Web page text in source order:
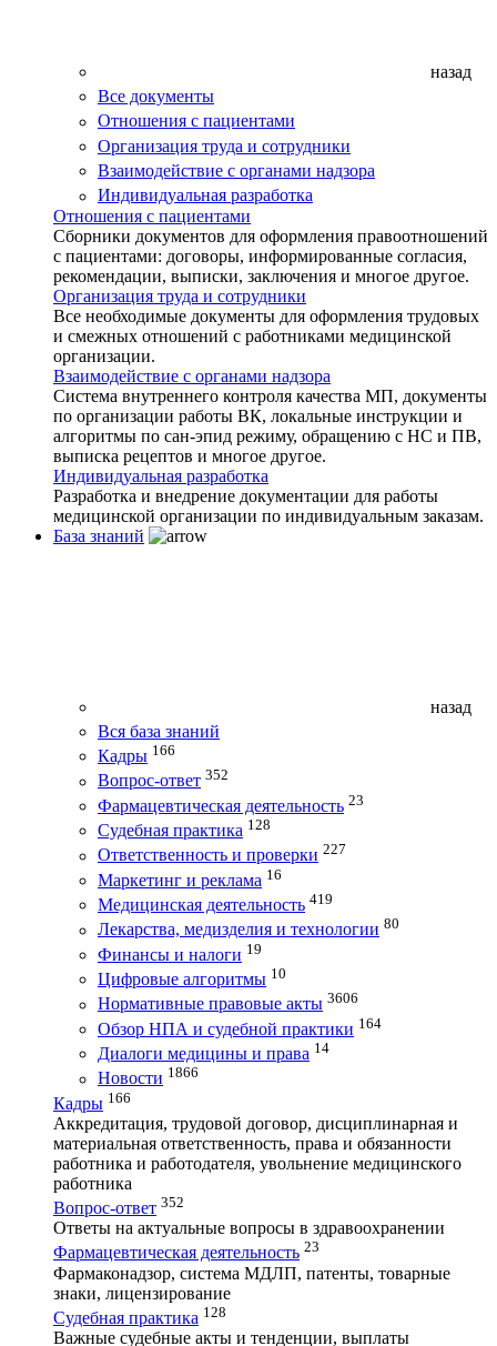
назад
Все документы
Отношения с пациентами
Организация труда и сотрудники
Взаимодействие с органами надзора
Индивидуальная разработка
Отношения с пациентами
Сборники документов для оформления правоотношений
с пациентами: договоры, информированные согласия,
рекомендации, выписки, заключения и многое другое.
Организация труда и сотрудники
Все необходимые документы для оформления трудовых
и смежных отношений с работниками медицинской
организации.
Взаимодействие с органами надзора
Система внутреннего контроля качества МП, документы
по организации работы ВК, локальные инструкции и
алгоритмы по сан-эпид режиму, обращению с НС и ПВ,
выписка рецептов и многое другое.
Индивидуальная разработка
Разработка и внедрение документации для работы
медицинской организации по индивидуальным заказам.
База знаний
назад
Вся база знаний
Кадры 166
Вопрос-ответ 352
Фармацевтическая деятельность 23
Судебная практика 128
Ответственность и проверки 227
Маркетинг и реклама 16
Медицинская деятельность 419
Лекарства, медизделия и технологии 80
Финансы и налоги 19
Цифровые алгоритмы 10
Нормативные правовые акты 3606
Обзор НПА и судебной практики 164
Диалоги медицины и права 14
Новости 1866
Кадры 166
Аккредитация, трудовой договор, дисциплинарная и
материальная ответственность, права и обязанности
работника и работодателя, увольнение медицинского
работника
Вопрос-ответ 352
Ответы на актуальные вопросы в здравоохранении
Фармацевтическая деятельность 23
Фармаконадзор, система МДЛП, патенты, товарные
знаки, лицензирование
Судебная практика 128
Важные судебные акты и тенденции, выплаты